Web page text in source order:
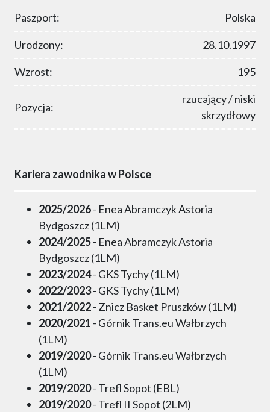
Paszport: Polska
Urodzony: 28.10.1997
Wzrost: 195
Pozycja:
rzucający / niski
skrzydłowy
Kariera zawodnika w Polsce
2025/2026- Enea Abramczyk Astoria
Bydgoszcz (1LM)
2024/2025- Enea Abramczyk Astoria
Bydgoszcz (1LM)
2023/2024- GKS Tychy (1LM)
2022/2023- GKS Tychy (1LM)
2021/2022- Znicz Basket Pruszków (1LM)
2020/2021 - Górnik Trans.eu Wałbrzych
(1LM)
2019/2020- Górnik Trans.eu Wałbrzych
(1LM)
2019/2020- Trefl Sopot (EBL)
2019/2020- Trefl II Sopot (2LM)